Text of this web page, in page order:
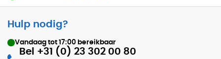
Hulp nodig?
Vandaag tot 17:00 bereikbaar
Bel +31 (0) 23 302 00 80